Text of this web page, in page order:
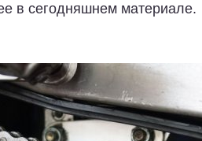
в сегодняшнем материале.